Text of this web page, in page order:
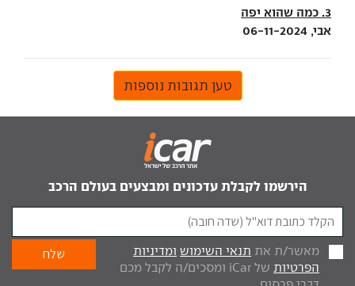
3. כמה שהוא יפה
אבי, 06-11-2024
טען תגובות נוספות
הירשמו לקבלת עדכונים ומבצעים בעולם הרכב
מאשר/ת את תנאי השימוש ומדיניות
הפרטיות
של iCar ומסכים/ה לקבל מכם